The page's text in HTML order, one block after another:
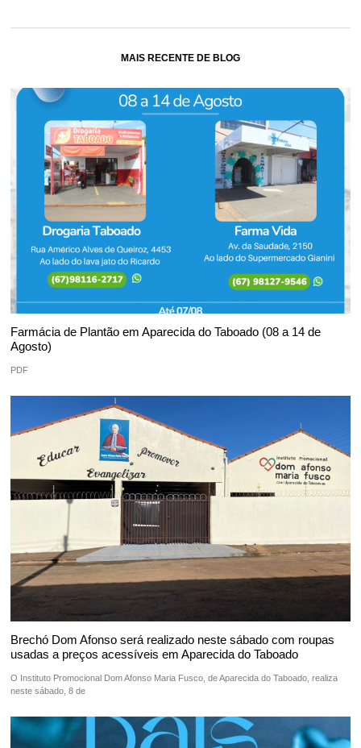
MAIS RECENTE DE BLOG
Farmácia de Plantão em Aparecida do Taboado (08 a 14 de
Agosto)
PDF
Brechó Dom Afonso será realizado neste sábado com roupas
usadas a preços acessíveis em Aparecida do Taboado
O Instituto Promocional Dom Afonso Maria Fusco, de Aparecida do Taboado, realiza
neste sábado, 8 de